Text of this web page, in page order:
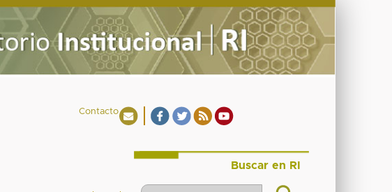
Contacto
Buscar en RI